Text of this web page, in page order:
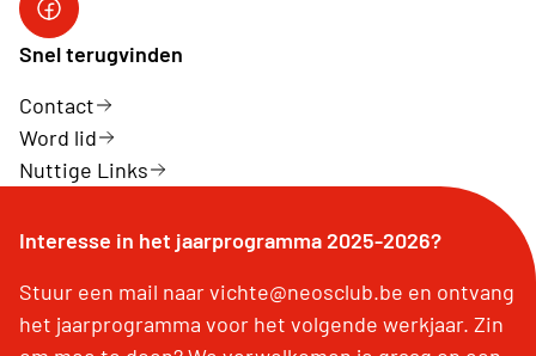
Neos vzw
Snel terugvinden
Contact
Word lid
Nuttige Links
Interesse in het jaarprogramma 2025-2026?
Stuur een mail naar vichte@neosclub.be en ontvang
het jaarprogramma voor het volgende werkjaar. Zin